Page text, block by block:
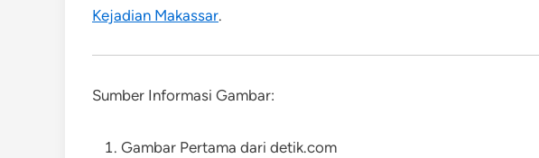
Kejadian Makassar.
Sumber Informasi Gambar:
Gambar Pertama dari detik.com